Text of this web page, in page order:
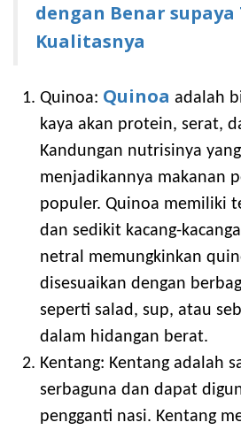
dengan Benar supaya
Kualitasnya
Quinoa: Quinoa adalah
kaya akan protein, serat,
Kandungan nutrisinya
menjadikannya makanan
populer. Quinoa memiliki
dan sedikit kacang-
netral memungkinkan
disesuaikan dengan
seperti salad, sup, atau
dalam hidangan berat.
Kentang: Kentang adalah
serbaguna dan dapat
pengganti nasi. Kentang